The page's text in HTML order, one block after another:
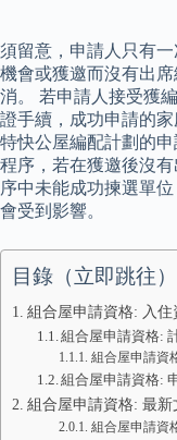
須留意，申請人只有
機會或獲邀而沒有出
消。 若申請人接受獲
證手續，成功申請的家
特快公屋編配計劃的
程序，若在獲邀後沒
序中未能成功揀選單
會受到影響。
目錄（立即跳往）
組合屋申請資格: 入住
組合屋申請資格:
組合屋申請資
組合屋申請資格:
組合屋申請資格: 最新
組合屋申請資